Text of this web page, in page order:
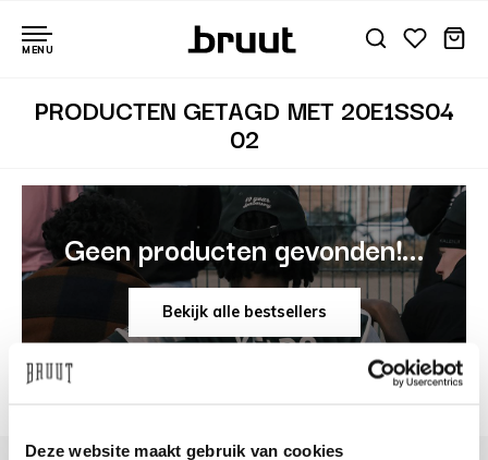
Deze website maakt gebruik van cookies
MENU
PRODUCTEN GETAGD MET 20E1SS04
02
Geen producten gevonden!...
Bekijk alle bestsellers